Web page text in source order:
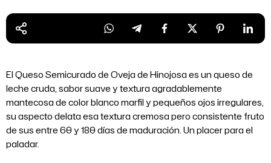
El Queso Semicurado de Oveja de Hinojosa es un queso de
leche cruda, sabor suave y textura agradablemente
mantecosa de color blanco marfil y pequeños ojos irregulares,
su aspecto delata esa textura cremosa pero consistente fruto
de sus entre 60 y 180 días de maduración. Un placer para el
paladar.